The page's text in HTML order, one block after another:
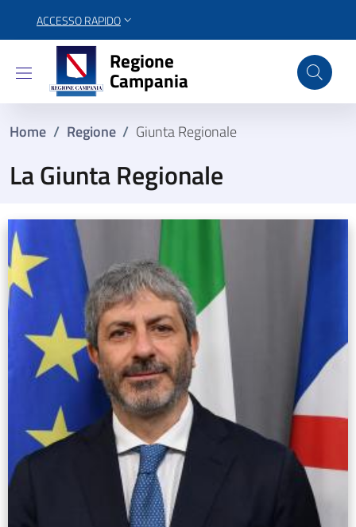
ACCESSO RAPIDO
Regione Campania
Regione
Campania
Home / Regione / Giunta Regionale
La Giunta Regionale